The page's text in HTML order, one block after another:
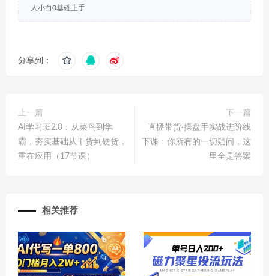
人小白0基础上手
分享到：
上一篇
AI学习班2.0：从菜鸟到学
霸，夯实基础从干货到硬货，
重在应用（17节课）
下一篇
直播带货·操盘手实战进阶线
下课：你所有的一切疑问，这
里全是答案
相关推荐